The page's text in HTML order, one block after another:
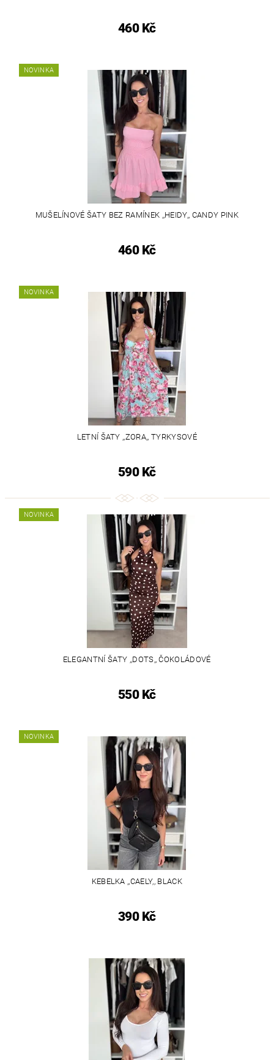
460 Kč
NOVINKA
MUŠELÍNOVÉ ŠATY BEZ RAMÍNEK ,,HEIDY,, CANDY PINK
460 Kč
NOVINKA
LETNÍ ŠATY ,,ZORA,, TYRKYSOVÉ
590 Kč
NOVINKA
ELEGANTNÍ ŠATY ,,DOTS,, ČOKOLÁDOVÉ
550 Kč
NOVINKA
KEBELKA ,,CAELY,, BLACK
390 Kč